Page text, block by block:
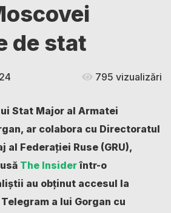
de stat
795 vizualizări
Stat Major al Armatei
ar colabora cu Directoratul
al Federației Ruse (GRU),
The Insiderîntr-o
au obținut accesul la
a lui Gorgan cu